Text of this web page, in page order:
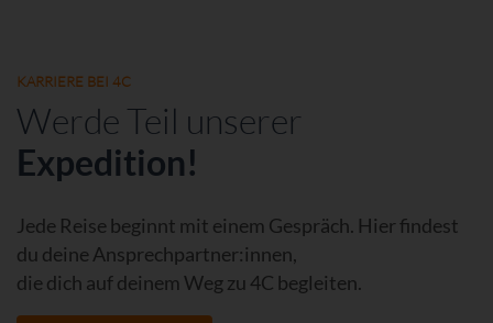
KARRIERE BEI 4C
Werde Teil unserer
Expedition!
Jede Reise beginnt mit einem Gespräch. Hier findest
du deine Ansprechpartner:innen,
die dich auf deinem Weg zu 4C begleiten.